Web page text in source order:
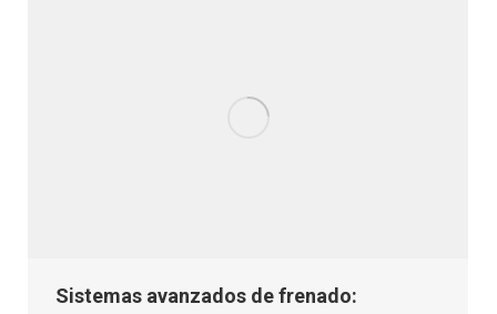
Sistemas avanzados de frenado: